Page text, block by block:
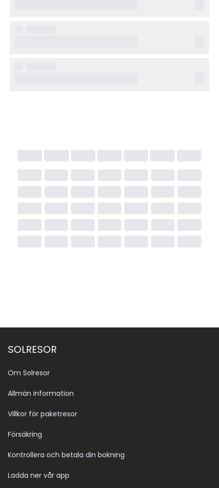
SOLRESOR
Om Solresor
Allmän information
Villkor för paketresor
Försäkring
Kontrollera och betala din bokning
Ladda ner vår app